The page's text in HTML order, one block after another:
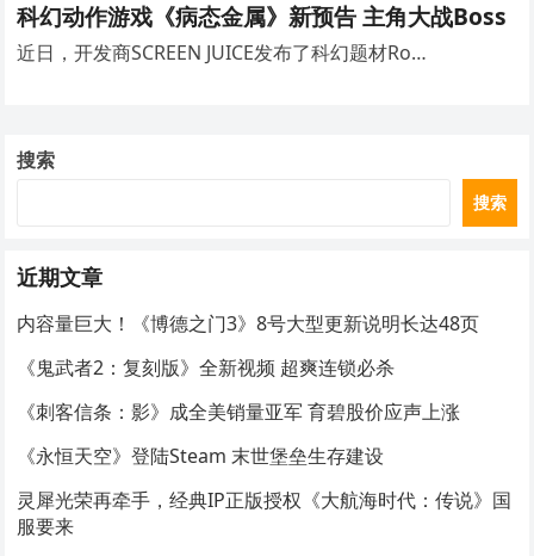
科幻动作游戏《病态金属》新预告 主角大战Boss
近日，开发商SCREEN JUICE发布了科幻题材Ro…
搜索
搜索
近期文章
内容量巨大！《博德之门3》8号大型更新说明长达48页
《鬼武者2：复刻版》全新视频 超爽连锁必杀
《刺客信条：影》成全美销量亚军 育碧股价应声上涨
《永恒天空》登陆Steam 末世堡垒生存建设
灵犀光荣再牵手，经典IP正版授权《大航海时代：传说》国
服要来